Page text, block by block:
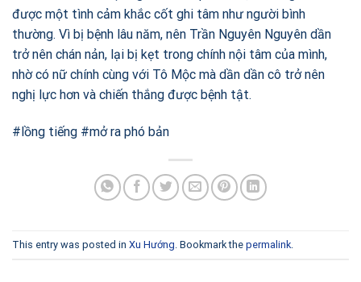
được một tình cảm khắc cốt ghi tâm như người bình
thường. Vì bị bệnh lâu năm, nên Trần Nguyên Nguyên dần
trở nên chán nản, lại bị kẹt trong chính nội tâm của mình,
nhờ có nữ chính cùng với Tô Mộc mà dần dần cô trở nên
nghị lực hơn và chiến thắng được bệnh tật.
#lồng tiếng #mở ra phó bản
This entry was posted in Xu Hướng . Bookmark the permalink